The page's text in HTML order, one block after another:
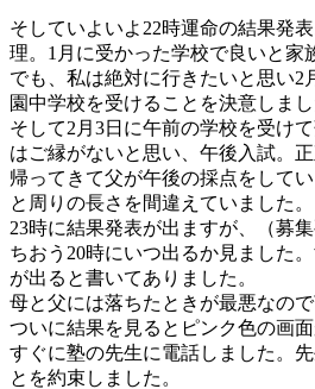
そしていよいよ22時運命の結果発
理。1月に受かった学校で良いと家
でも、私は絶対に行きたいと思い2
園中学校を受けることを決意しまし
そして2月3日に午前の学校を受け
はご縁がないと思い、午後入試。
帰ってきて父が午後の採点をして
と周りの長さを間違えていました
23時に結果発表が出ますが、（募
ちおう20時にいつ出るか見ました
が出ると書いてありました。
母と父には落ちたときが最悪なので
ついに結果を見るとピンク色の画面
すぐに塾の先生に電話しました。
とを約束しました。